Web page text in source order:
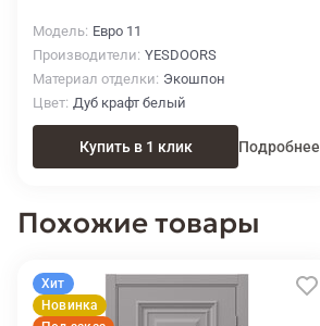
Модель Евро 11
Производители YESDOORS
Материал отделки Экошпон
Цвет Дуб крафт белый
Купить в 1 клик Подробнее
Похожие товары
Хит
Новинка